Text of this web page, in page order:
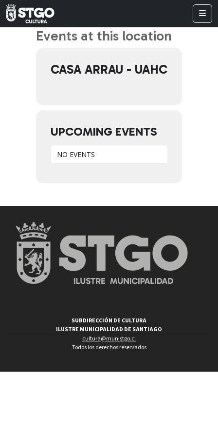
Events at this location
CASA ARRAU - UAHC
UPCOMING EVENTS
NO EVENTS
SUBDIRECCIÓN DE CULTURA
ILUSTRE MUNICIPALIDAD DE SANTIAGO
cultura@munistgo.cl
Todos los derechos reservados